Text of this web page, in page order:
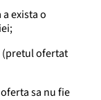
exista o
(pretul ofertat
sa nu fie